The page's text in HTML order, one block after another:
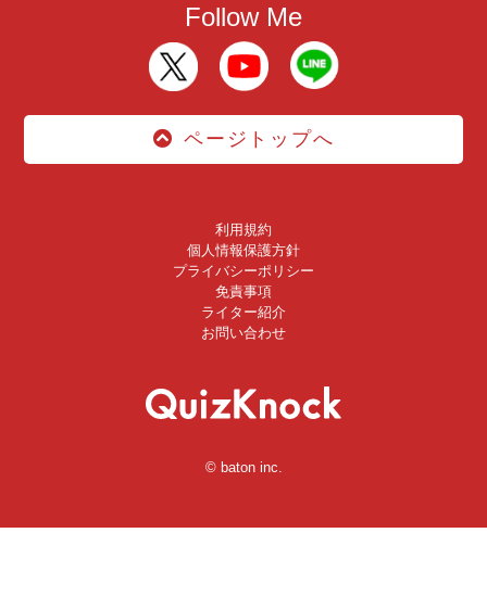
Follow Me
ページトップへ
利用規約
個人情報保護方針
プライバシーポリシー
免責事項
ライター紹介
お問い合わせ
© baton inc.